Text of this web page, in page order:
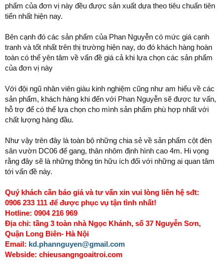
phẩm của đơn vị này đều được sản xuất dựa theo tiêu chuẩn tiên
tiến nhất hiện nay.
Bên cạnh đó các sản phẩm của Phan Nguyễn có mức giá cạnh
tranh và tốt nhất trên thị trường hiện nay, do đó khách hàng hoàn
toàn có thể yên tâm về vấn đề giá cả khi lựa chọn các sản phẩm
của đơn vị này
Với đội ngũ nhân viên giàu kinh nghiệm cũng như am hiểu về các
sản phẩm, khách hàng khi đến với Phan Nguyễn sẽ được tư vấn,
hỗ trợ để có thể lựa chọn cho mình sản phẩm phù hợp nhất với
chất lượng hàng đầu.
Như vậy trên đây là toàn bộ những chia sẻ về sản phẩm cột đèn
sân vườn DC06 đế gang, thân nhôm định hình cao 4m. Hi vọng
rằng đây sẽ là những thông tin hữu ích đối với những ai quan tâm
tới vấn đề này.
Quý khách cần báo giá và tư vấn xin vui lòng liên hệ sđt:
0906 233 111 để được phục vụ tận tình nhất!
Hotline: 0904 216 969
Địa chỉ: tầng 3 toàn nhà Ngọc Khánh, số 37 Nguyễn Sơn,
Quận Long Biên- Hà Nội
Email: kd.phannguyen@gmail.com
Webside: chieusangngoaitroi.com